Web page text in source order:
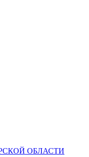
ОБЛАСТИ